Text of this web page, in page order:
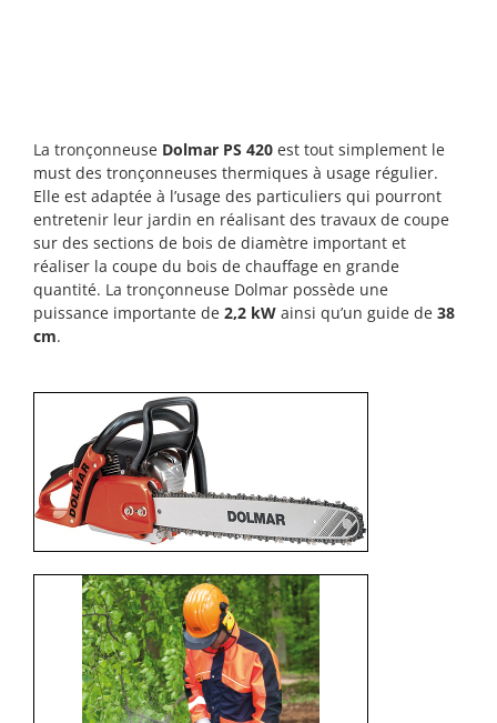
La tronçonneuse Dolmar PS 420 est tout simplement le
must des tronçonneuses thermiques à usage régulier.
Elle est adaptée à l’usage des particuliers qui pourront
entretenir leur jardin en réalisant des travaux de coupe
sur des sections de bois de diamètre important et
réaliser la coupe du bois de chauffage en grande
quantité. La tronçonneuse Dolmar possède une
puissance importante de 2,2 kW ainsi qu’un guide de 38
cm.